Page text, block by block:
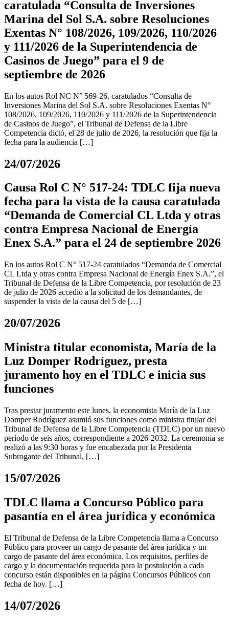
caratulada “Consulta de Inversiones
Marina del Sol S.A. sobre Resoluciones
Exentas N° 108/2026, 109/2026, 110/2026
y 111/2026 de la Superintendencia de
Casinos de Juego” para el 9 de
septiembre de 2026
En los autos Rol NC N° 569-26, caratulados “Consulta de
Inversiones Marina del Sol S.A. sobre Resoluciones Exentas N°
108/2026, 109/2026, 110/2026 y 111/2026 de la Superintendencia
de Casinos de Juego”, el Tribunal de Defensa de la Libre
Competencia dictó, el 28 de julio de 2026, la resolución que fija la
fecha para la audiencia […]
24/07/2026
Causa Rol C N° 517-24: TDLC fija nueva
fecha para la vista de la causa caratulada
“Demanda de Comercial CL Ltda y otras
contra Empresa Nacional de Energía
Enex S.A.” para el 24 de septiembre 2026
En los autos Rol C N° 517-24 caratulados “Demanda de Comercial
CL Ltda y otras contra Empresa Nacional de Energía Enex S.A.”, el
Tribunal de Defensa de la Libre Competencia, por resolución de 23
de julio de 2026 accedió a la solicitud de los demandantes, de
suspender la vista de la causa del 5 de […]
20/07/2026
Ministra titular economista, María de la
Luz Domper Rodríguez, presta
juramento hoy en el TDLC e inicia sus
funciones
Tras prestar juramento este lunes, la economista María de la Luz
Domper Rodríguez asumió sus funciones como ministra titular del
Tribunal de Defensa de la Libre Competencia (TDLC) por un nuevo
período de seis años, correspondiente a 2026-2032. La ceremonia se
realizó a las 9:30 horas y fue encabezada por la Presidenta
Subrogante del Tribunal, […]
15/07/2026
TDLC llama a Concurso Público para
pasantía en el área jurídica y económica
El Tribunal de Defensa de la Libre Competencia llama a Concurso
Público para proveer un cargo de pasante del área jurídica y un
cargo de pasante del área económica. Los requisitos, perfiles de
cargo y la documentación requerida para la postulación a cada
concurso están disponibles en la página Concursos Públicos con
fecha de hoy. […]
14/07/2026